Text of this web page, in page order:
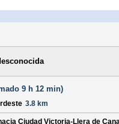
9 h 12 min)
3.8 km
Ciudad Victoria-Llera de